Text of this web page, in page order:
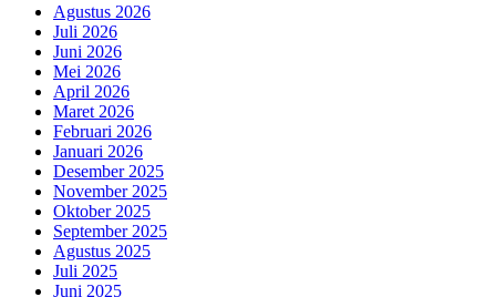
Agustus 2026
Juli 2026
Juni 2026
Mei 2026
April 2026
Maret 2026
Februari 2026
Januari 2026
Desember 2025
November 2025
Oktober 2025
September 2025
Agustus 2025
Juli 2025
Juni 2025